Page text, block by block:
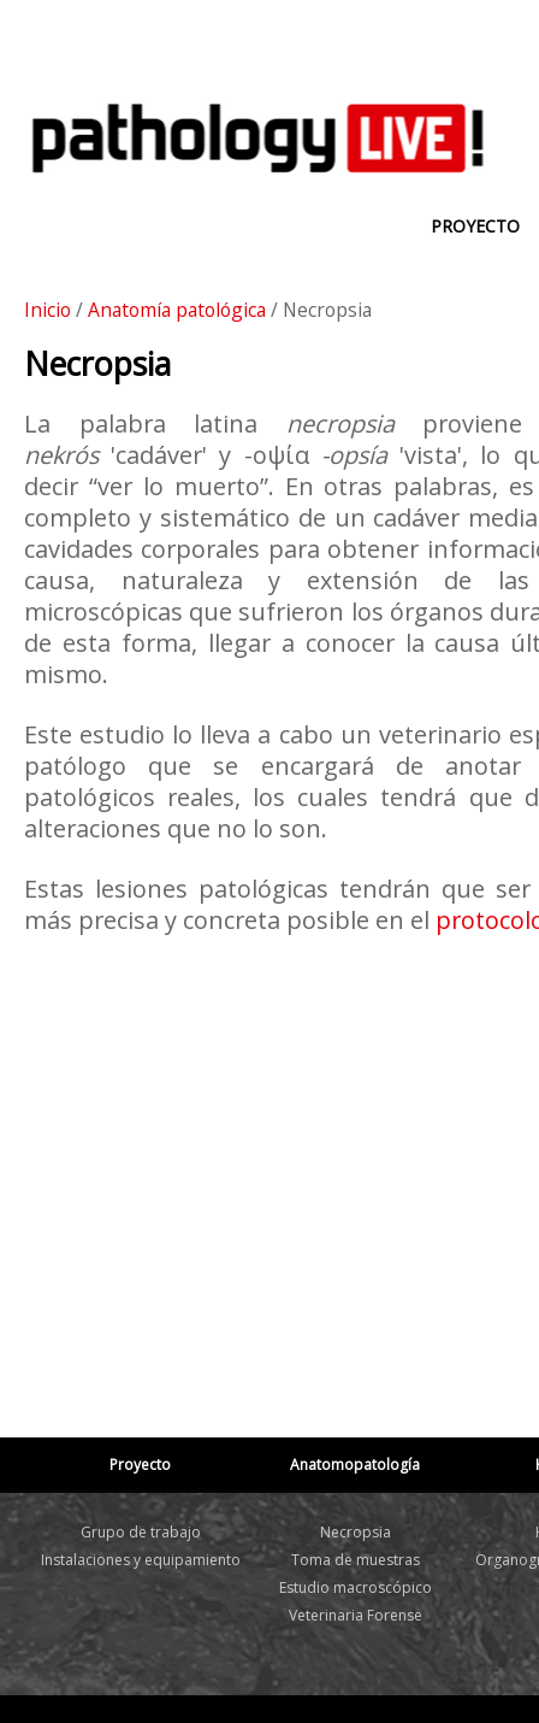
PROYECTO
Inicio /Anatomía patológica / Necropsia
Necropsia
La palabra latina necropsiaproviene
nekrós'cadáver' y -οψία -opsía'vista', lo
decir “ver lo muerto”. En otras palabras,
completo y sistemático de un cadáver
cavidades corporales para obtener
causa, naturaleza y extensión de
microscópicas que sufrieron los órganos
de esta forma, llegar a conocer la causa
mismo.
Este estudio lo lleva a cabo un veterinario
patólogo que se encargará de anotar
patológicos reales, los cuales tendrá que
alteraciones que no lo son.
Estas lesiones patológicas tendrán que
más precisa y concreta posible en el
Proyecto Anatomopatología
Grupo de trabajo Necropsia
Instalaciones y equipamiento
Toma de muestras
Estudio macroscópico
Veterinaria Forense